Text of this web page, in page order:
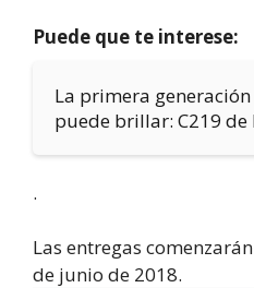
Puede que te interese:
La primera
puede brillar: C219 de
.
Las entregas
de junio de 2018.